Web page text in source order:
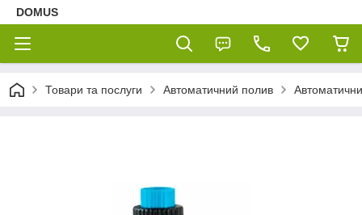
DOMUS
Товари та послуги Автоматичний полив